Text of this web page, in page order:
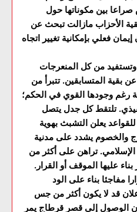
صراعا بين مكوناتها حول
الأحزاب مازالت تبحث عن
فعلي بإمكانية تغيير اتجاه
من كل المنعرجات
بقية المتسابقين. تتبرأ من
رغم وجودها القوي في الحكم؛
تلتقط كل جدل يتصل
يعلن التشبث بهوية
والخصوم يشدد على مدنية
الإسلامي. تراهن على أكثر من
بناء عليها الموقف أو القرار.
مفاجئا بناء على الود
قد لا يكون أكثر من جس
الوصول إلى قصر قرطاج يمر